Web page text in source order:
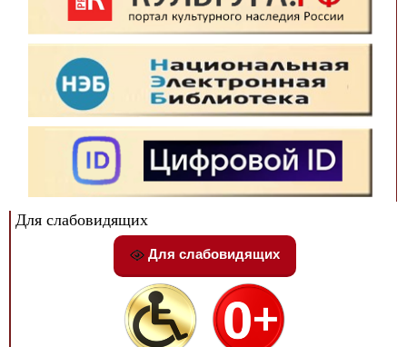
Для слабовидящих
Для слабовидящих